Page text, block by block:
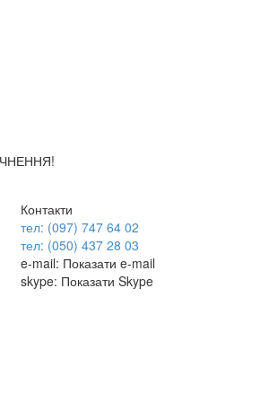
Контакти
тел: (097) 747 64 02
тел: (050) 437 28 03
e-mail: Показати e-mail
skype: Показати Skype